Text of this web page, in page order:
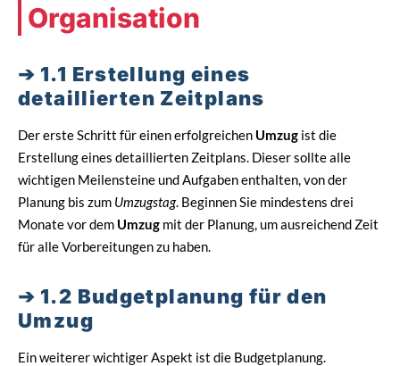
Organisation
1.1 Erstellung eines
detaillierten Zeitplans
Der erste Schritt für einen erfolgreichen Umzug ist die
Erstellung eines detaillierten Zeitplans. Dieser sollte alle
wichtigen Meilensteine und Aufgaben enthalten, von der
Planung bis zum Umzugstag. Beginnen Sie mindestens drei
Monate vor dem Umzug mit der Planung, um ausreichend Zeit
für alle Vorbereitungen zu haben.
1.2 Budgetplanung für den
Umzug
Ein weiterer wichtiger Aspekt ist die Budgetplanung.